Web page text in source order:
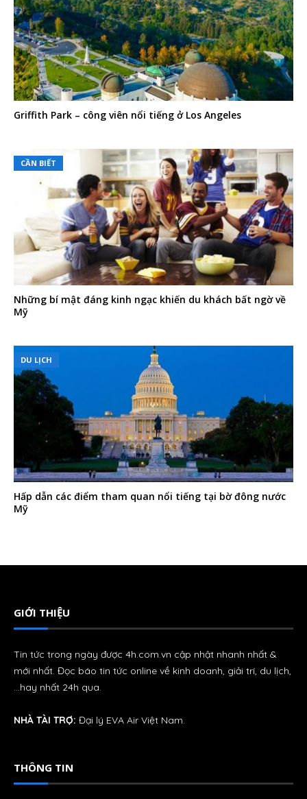
Griffith Park – công viên nổi tiếng ở Los Angeles
CẦN BIẾT
Những bí mật đáng kinh ngạc khiến du khách bất ngờ về
Mỹ
DU LỊCH
Hấp dẫn các điểm tham quan nổi tiếng tại bờ đông nước
Mỹ
GIỚI THIỆU
Tin tức trong ngày được 4h.com.vn cập nhật nhanh nhất &
mới nhất. Đọc báo tin tức online về kinh doanh, giải trí, du lịch,
…hay nhất 24h qua.
NHÀ TÀI TRỢ: Đại lý EVA Air Việt Nam.
THÔNG TIN